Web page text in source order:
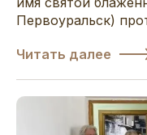
Первоуральск)
Читать далее